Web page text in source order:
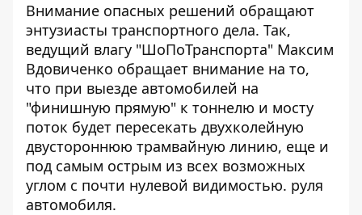
Внимание опасных решений обращают
энтузиасты транспортного дела. Так,
ведущий влагу "ШоПоТранспорта" Максим
Вдовиченко обращает внимание на то,
что при выезде автомобилей на
"финишную прямую" к тоннелю и мосту
поток будет пересекать двухколейную
двустороннюю трамвайную линию, еще и
под самым острым из всех возможных
углом с почти нулевой видимостью. руля
автомобиля.